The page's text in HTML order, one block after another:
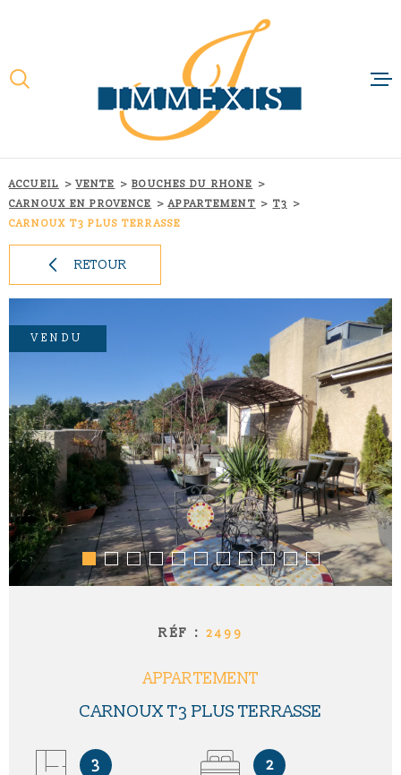
recherche
principal
ACTUALITÉS
CONTACT
ACCUEIL VENTE
BOUCHES DU RHONE
CARNOUX EN PROVENCE
APPARTEMENT
T3
CARNOUX T3 PLUS TERRASSE
RETOUR
VENDU
RÉF : 2499
APPARTEMENT
CARNOUX T3 PLUS TERRASSE
3 2